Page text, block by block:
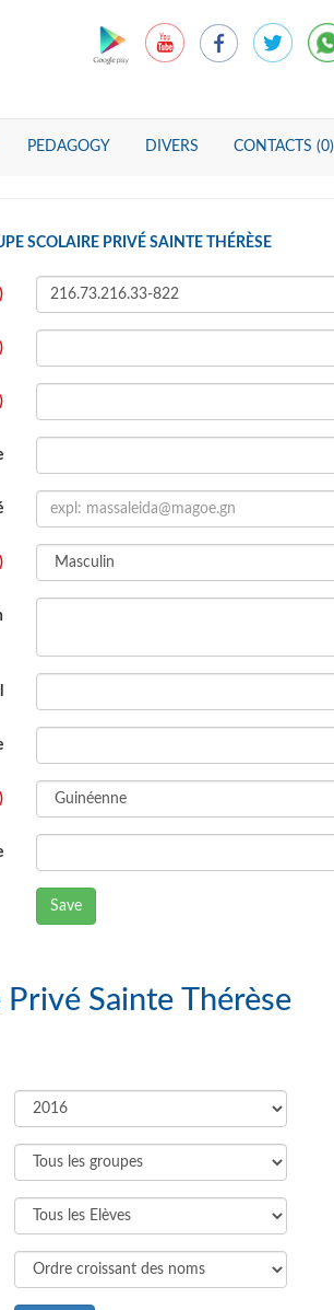
PEDAGOGY DIVERS CONTACTS (0)
SCOLAIRE PRIVÉ SAINTE THÉRÈSE
Save
Privé Sainte Thérèse